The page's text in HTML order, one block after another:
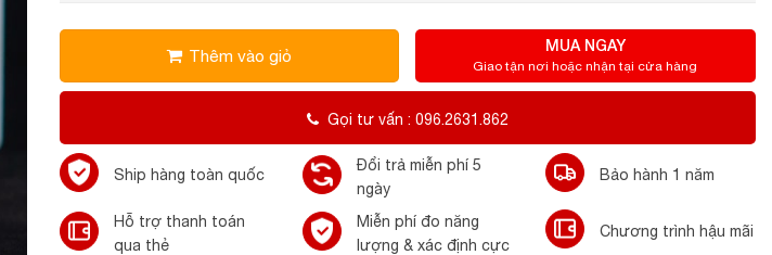
Thêm vào giỏ MUA NGAY
Giao tận nơi hoặc nhận tại cửa hàng
Gọi tư vấn : 096.2631.862
Ship hàng toàn quốc
Đổi trả miễn phí 5
ngày
Bảo hành 1 năm
Hỗ trợ thanh toán
qua thẻ
Miễn phí đo năng
lượng & xác định cực
Chương trình hậu mãi